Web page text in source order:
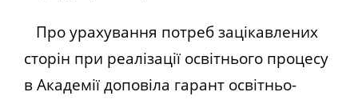
Про урахування потреб зацікавлених
сторін при реалізації освітнього процесу
в Академії доповіла гарант освітньо-